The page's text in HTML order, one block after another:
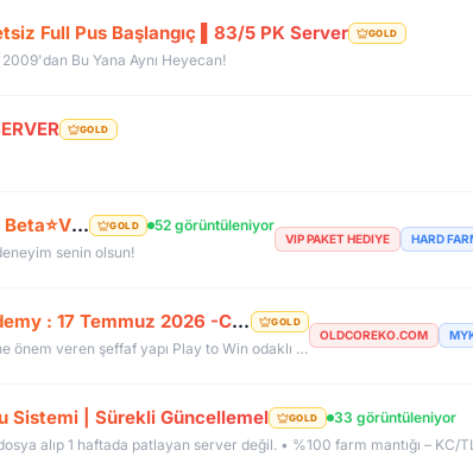
Full Pus Başlangıç ▌83/5 PK Server GOLD
Bu Yana Aynı Heyecan!
GOLD
⭐LunarKO Efsanesi Dönüyor!⭐31 Temmuz Official⭐23 Temmuz Ödüllü Beta⭐VIP PAKET HEDİYE⭐V2585Dx11⭐ GOLD
52 görüntüleniyor
senin olsun!
VIP PAKET HEDIYE HARD
OldCoreKO.Com | Old Myko v.1098 | Starter + Yan Pus Ücretsiz | Academy : 17 Temmuz 2026 -Cuma 21:00! GOLD
Neden OldCoreKO ? MYKO sektöründe tecrübeli ve güçlü yönetim Oyuncu geri bildirimlerine önem veren şeffaf yapı Play to Win odaklı sistem anlayışı Dengeli ekonomi ve sürdürülebilir oyun yapısı Uzun soluklu, plansız kapanma riski olmayan sunucu vizyonu Deneyimli yönetim ekibimizin rehberliğinde, uzun soluklu ve unutulmaz bir maceraya hazır olun. OldCoreKO; heyecan dolu bir ortam, PK temposunun hiç durmadığı ve MYKO’nun özünü sonuna kadar yaşayabileceğiniz eşsiz bir atmosfer.
OLDCOREKO.COM
Sistemi | Sürekli Güncellemel GOLD
33 görüntüleniyor